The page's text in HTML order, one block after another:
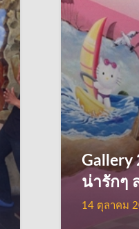
Gallery
น่ารักๆ
14 ตุลาคม